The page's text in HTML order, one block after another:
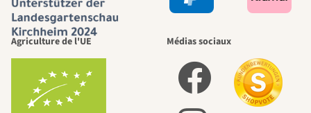
Agriculture de l'UE Médias sociaux